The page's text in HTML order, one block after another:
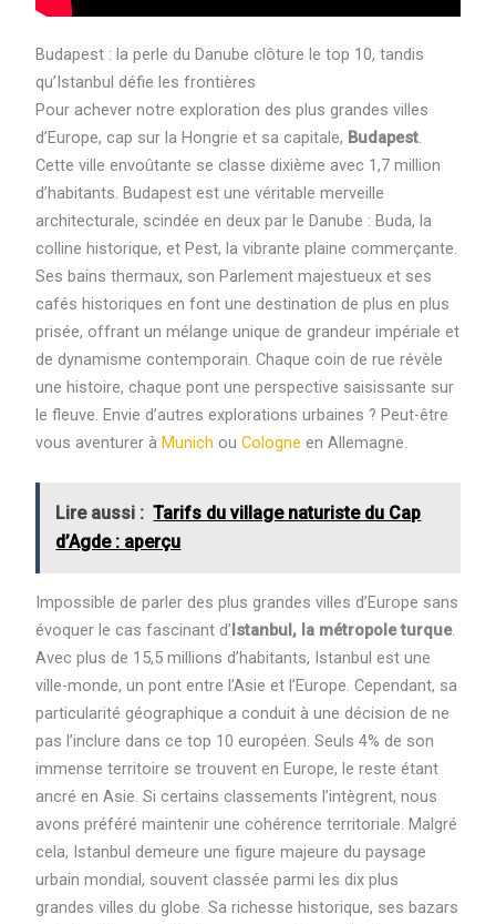
Budapest : la perle du Danube clôture le top 10, tandis
qu’Istanbul défie les frontières
Pour achever notre exploration des plus grandes villes
d’Europe, cap sur la Hongrie et sa capitale, Budapest.
Cette ville envoûtante se classe dixième avec 1,7 million
d’habitants. Budapest est une véritable merveille
architecturale, scindée en deux par le Danube : Buda, la
colline historique, et Pest, la vibrante plaine commerçante.
Ses bains thermaux, son Parlement majestueux et ses
cafés historiques en font une destination de plus en plus
prisée, offrant un mélange unique de grandeur impériale et
de dynamisme contemporain. Chaque coin de rue révèle
une histoire, chaque pont une perspective saisissante sur
le fleuve. Envie d’autres explorations urbaines ? Peut-être
vous aventurer à Munich ou Cologne en Allemagne.
Lire aussi : Tarifs du village naturiste du Cap
d’Agde : aperçu
Impossible de parler des plus grandes villes d’Europe sans
évoquer le cas fascinant d’Istanbul, la métropole turque.
Avec plus de 15,5 millions d’habitants, Istanbul est une
ville-monde, un pont entre l’Asie et l’Europe. Cependant, sa
particularité géographique a conduit à une décision de ne
pas l’inclure dans ce top 10 européen. Seuls 4% de son
immense territoire se trouvent en Europe, le reste étant
ancré en Asie. Si certains classements l’intègrent, nous
avons préféré maintenir une cohérence territoriale. Malgré
cela, Istanbul demeure une figure majeure du paysage
urbain mondial, souvent classée parmi les dix plus
grandes villes du globe. Sa richesse historique, ses bazars